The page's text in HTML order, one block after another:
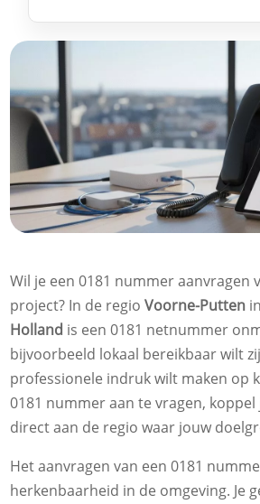
Wil je een 0181 nummer aanvragen
project? In de regioVoorne-Putten
Holland is een 0181 netnummer
bijvoorbeeld lokaal bereikbaar wilt
professionele indruk wilt maken op
0181 nummer aan te vragen,
direct aan de regio waar jouw
Het aanvragen van een 0181
herkenbaarheid in de omgeving. Je